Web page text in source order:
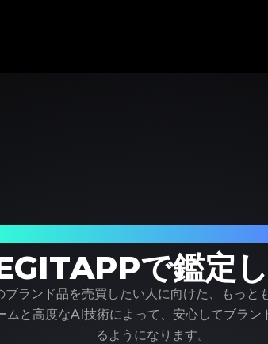
で鑑定
ランド品を売買したい人に向けた、もっと
ムと高度なAI技術によって、安心してブラン
るようになります。